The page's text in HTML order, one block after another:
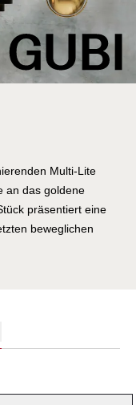
Multi-Lite
an das goldene
präsentiert eine
beweglichen
Kunstwerk